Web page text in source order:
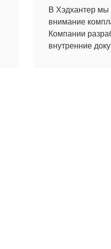
В Хэдхантер
внимание
Компании
внутренние